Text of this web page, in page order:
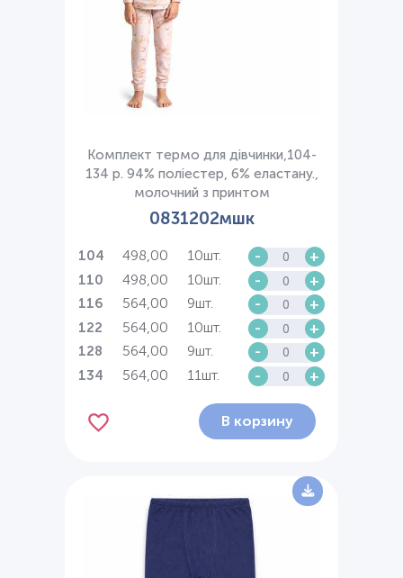
Комплект термо для дівчинки,104-
134 р. 94% поліестер, 6% еластану.,
молочний з принтом
0831202мшк
104 498,00 10шт. - +
110 498,00 10шт. - +
116 564,00 9шт. - +
122 564,00 10шт. - +
128 564,00 9шт. - +
134 564,00 11шт. - +
В корзину